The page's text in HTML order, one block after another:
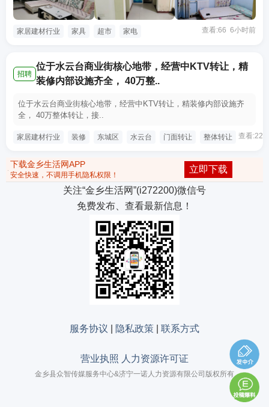
家居建材行业 家具 超市 家电 查看:66 6小时前
招聘
位于水云台商业街核心地带，经营中KTV转让，精
装修内部设施齐全， 40万整..
位于水云台商业街核心地带，经营中KTV转让，精装修内部设施齐
全， 40万整体转让，接..
家居建材行业 装修 东城区 水云台 门面转让 整体转让 查看:22
下载金乡生活网APP
安全快速，不调用手机隐私权限！
立即下载
关注“金乡生活网”(i272200)微信号
免费发布、查看最新信息！
服务协议 隐私政策 联系方式
营业执照 人力资源许可证
金乡县众智传媒服务中心&济宁一诺人力资源有限公司版权所有